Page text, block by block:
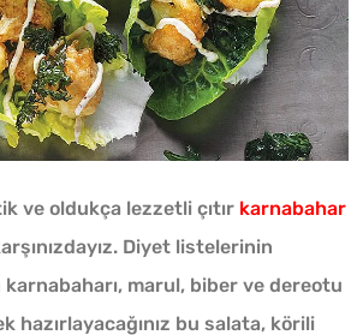
ve oldukça lezzetli çıtır karnabahar
Diyet listelerinin
marul, biber ve dereotu
hazırlayacağınız bu salata, körili